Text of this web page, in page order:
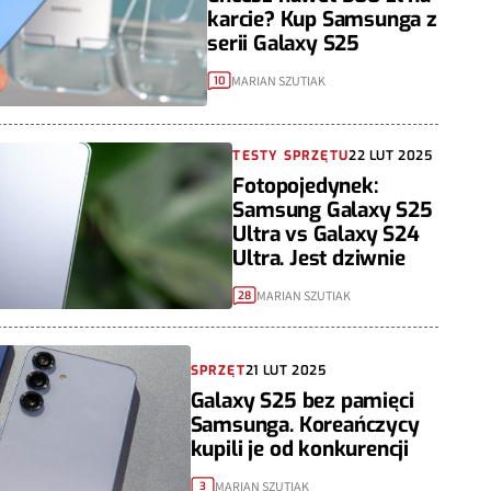
karcie? Kup Samsunga z
serii Galaxy S25
10 MARIAN SZUTIAK
TESTY SPRZĘTU22 LUT 2025
Fotopojedynek:
Samsung Galaxy S25
Ultra vs Galaxy S24
Ultra. Jest dziwnie
28 MARIAN SZUTIAK
SPRZĘT21 LUT 2025
Galaxy S25 bez pamięci
Samsunga. Koreańczycy
kupili je od konkurencji
3 MARIAN SZUTIAK